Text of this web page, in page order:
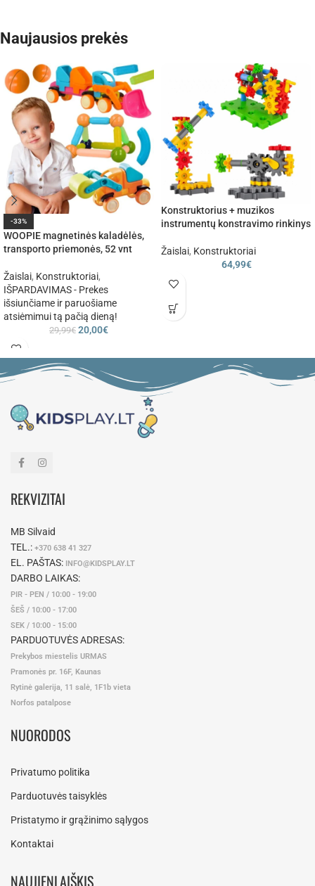
Naujausios prekės
-33%
WOOPIE magnetinės kaladėlės,
transporto priemonės, 52 vnt
Žaislai, Konstruktoriai,
IŠPARDAVIMAS - Prekes
išsiunčiame ir paruošiame
atsiėmimui tą pačią dieną!
29,99€ 20,00€
Konstruktorius + muzikos
instrumentų konstravimo rinkinys
Žaislai, Konstruktoriai
64,99€
REKVIZITAI
MB Silvaid
TEL.: +370 638 41 327
EL. PAŠTAS: INFO@KIDSPLAY.LT
DARBO LAIKAS:
PIR - PEN / 10:00 - 19:00
ŠEŠ / 10:00 - 17:00
SEK / 10:00 - 15:00
PARDUOTUVĖS ADRESAS:
Prekybos miestelis URMAS
Pramonės pr. 16F, Kaunas
Rytinė galerija, 11 salė, 1F1b vieta
Norfos patalpose
NUORODOS
Privatumo politika
Parduotuvės taisyklės
Pristatymo ir grąžinimo sąlygos
Kontaktai
NAUJIENLAIŠKIS